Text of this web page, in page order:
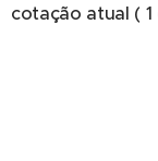
cotação atual ( 1